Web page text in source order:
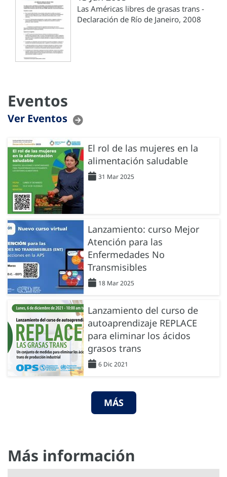
Las Américas libres de grasas trans -
Declaración de Río de Janeiro, 2008
Eventos
Ver Eventos
El rol de las mujeres en la
alimentación saludable
31 Mar 2025
Lanzamiento: curso Mejor
Atención para las
Enfermedades No
Transmisibles
18 Mar 2025
Lanzamiento del curso de
autoaprendizaje REPLACE
para eliminar los ácidos
grasos trans
6 Dic 2021
MÁS
Más información